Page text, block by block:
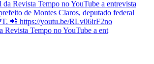
Revista Tempo no YouTube a ent